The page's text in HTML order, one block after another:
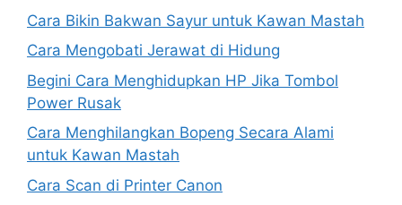
Cara Bikin Bakwan Sayur untuk Kawan Mastah
Cara Mengobati Jerawat di Hidung
Begini Cara Menghidupkan HP Jika Tombol
Power Rusak
Cara Menghilangkan Bopeng Secara Alami
untuk Kawan Mastah
Cara Scan di Printer Canon